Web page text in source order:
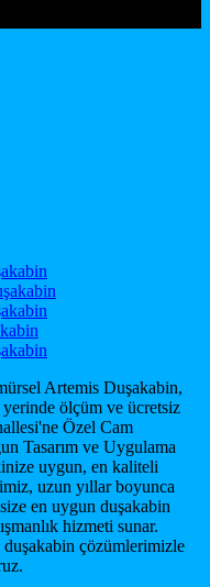
Artemis Duşakabin,
ölçüm ve ücretsiz
Özel Cam
Tasarım ve Uygulama
uygun, en kaliteli
uzun yıllar boyunca
en uygun duşakabin
hizmeti sunar.
çözümlerimizle